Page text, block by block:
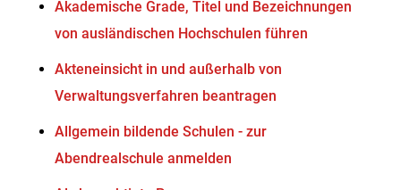
Akademische Grade, Titel und Bezeichnungen
von ausländischen Hochschulen führen
Akteneinsicht in und außerhalb von
Verwaltungsverfahren beantragen
Allgemein bildende Schulen - zur
Abendrealschule anmelden